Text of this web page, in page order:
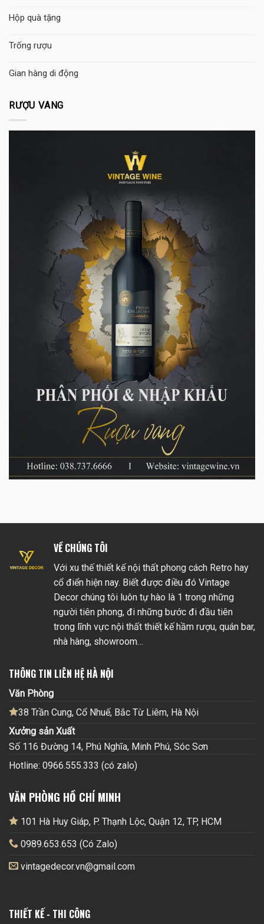
Hộp quà tặng
Trống rượu
Gian hàng di động
RƯỢU VANG
VỀ CHÚNG TÔI
Với xu thế thiết kế nội thất phong cách Retro hay
cổ điển hiện nay. Biết được điều đó Vintage
Decor chúng tôi luôn tự hào là 1 trong những
người tiên phong, đi những bước đi đầu tiên
trong lĩnh vực nội thất thiết kế hầm rượu, quán bar,
nhà hàng, showroom…
THÔNG TIN LIÊN HỆ HÀ NỘI
Văn Phòng
38 Trần Cung, Cổ Nhuế, Bắc Từ Liêm, Hà Nội
Xưởng sản Xuất
Số 116 Đường 14, Phú Nghĩa, Minh Phú, Sóc Sơn
Hotline: 0966.555.333 (có zalo)
VĂN PHÒNG HỒ CHÍ MINH
101 Hà Huy Giáp, P. Thạnh Lộc, Quận 12, TP, HCM
0989.653.653 (Có Zalo)
vintagedecor.vn@gmail.com
THIẾT KẾ - THI CÔNG